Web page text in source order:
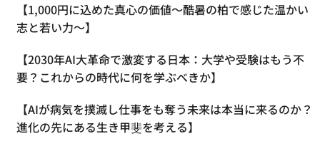
【1,000円に込めた真心の価値〜酷暑の柏で感じた温かい
志と若い力〜】
【2030年AI大革命で激変する日本：大学や受験はもう不
要？これからの時代に何を学ぶべきか】
【AIが病気を撲滅し仕事をも奪う未来は本当に来るのか？
進化の先にある生き甲斐を考える】